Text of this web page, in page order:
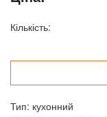
Кількість:
Тип: кухонний